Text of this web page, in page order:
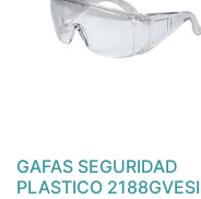
GAFAS SEGURIDAD
PLASTICO